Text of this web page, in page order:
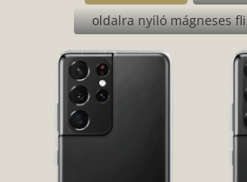
oldalra nyíló mágneses